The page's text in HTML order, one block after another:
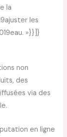
la
les
»}}]}
non
des
via des
en ligne